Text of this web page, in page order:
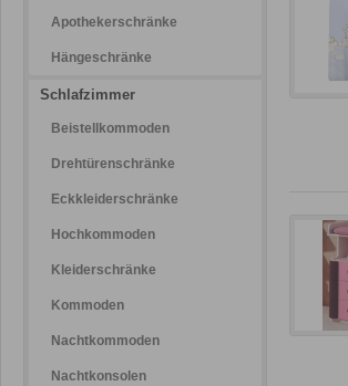
Apothekerschränke
Hängeschränke
Schlafzimmer
Beistellkommoden
Drehtürenschränke
Eckkleiderschränke
Hochkommoden
Kleiderschränke
Kommoden
Nachtkommoden
Nachtkonsolen